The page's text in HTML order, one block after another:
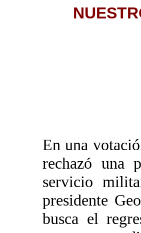
En una
rechazó una
servicio
presidente
busca el